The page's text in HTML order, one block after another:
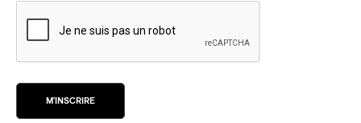
James Ehnes; BBC Philharmonic / Sir
Andrew Davis – Stravinsky : Concerto
pour violon; Scherzo à la russe; Apollon
James Ehnes; BBC Philharmonic / Sir Andrew
M'INSCRIRE